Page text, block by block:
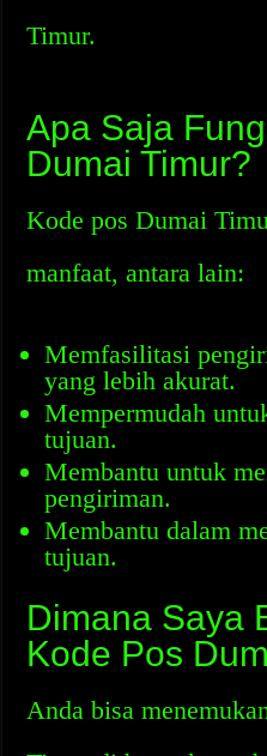
Timur.
Apa Saja
Dumai Timur?
Kode pos Dumai
manfaat, antara lain:
Memfasilitasi
yang lebih akurat.
Mempermudah
tujuan.
Membantu untuk
pengiriman.
Membantu dalam
tujuan.
Dimana Saya
Kode Pos
Anda bisa